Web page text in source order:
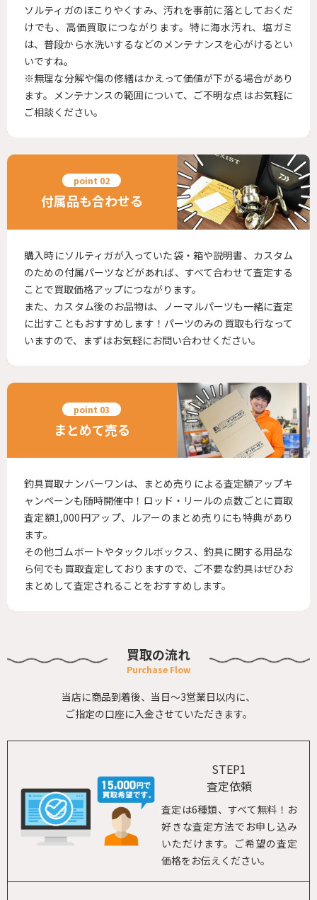
ソルティガのほこりやくすみ、汚れを事前に落としておくだ
けでも、高価買取につながります。特に海水汚れ、塩ガミ
は、普段から水洗いするなどのメンテナンスを心がけるとい
いですね。
※無理な分解や傷の修繕はかえって価値が下がる場合があり
ます。メンテナンスの範囲について、ご不明な点はお気軽に
ご相談ください。
付属品も合わせる
購入時にソルティガが入っていた袋・箱や説明書、カスタム
のための付属パーツなどがあれば、すべて合わせて査定する
ことで買取価格アップにつながります。
また、カスタム後のお品物は、ノーマルパーツも一緒に査定
に出すこともおすすめします！パーツのみの買取も行なって
いますので、まずはお気軽にお問い合わせください。
まとめて売る
釣具買取ナンバーワンは、まとめ売りによる査定額アップキ
ャンペーンも随時開催中！ロッド・リールの点数ごとに買取
査定額1,000円アップ、ルアーのまとめ売りにも特典があり
ます。
その他ゴムボートやタックルボックス、釣具に関する用品な
ら何でも買取査定しておりますので、ご不要な釣具はぜひお
まとめして査定されることをおすすめします。
買取の流れ
当店に商品到着後、当日～3営業日以内に、
ご指定の口座に入金させていただきます。
STEP1
査定依頼
査定は6種類、すべて無料！お
好きな査定方法でお申し込み
いただけます。ご希望の査定
価格をお伝えください。